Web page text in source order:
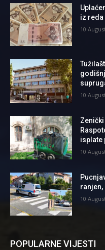
iz
10
10
isplate
10
10
POPULARNE VIJESTI